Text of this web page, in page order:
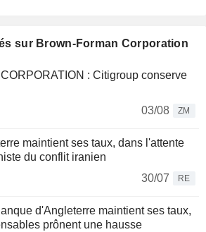
sur Brown-Forman Corporation
: Citigroup conserve
03/08
ZM
maintient ses taux, dans l'attente
du conflit iranien
30/07
RE
d'Angleterre maintient ses taux,
prônent une hausse